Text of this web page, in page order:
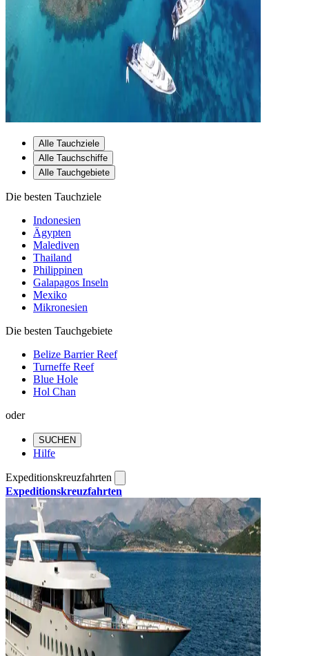
Alle Tauchziele
Alle Tauchschiffe
Alle Tauchgebiete
Die besten Tauchziele
Indonesien
Ägypten
Malediven
Thailand
Philippinen
Galapagos Inseln
Mexiko
Mikronesien
Die besten Tauchgebiete
Belize Barrier Reef
Turneffe Reef
Blue Hole
Hol Chan
oder
SUCHEN
Hilfe
Expeditionskreuzfahrten
Expeditionskreuzfahrten